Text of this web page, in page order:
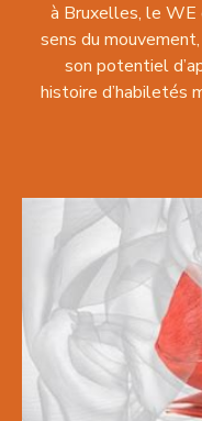
à Bruxelles, le
sens du
son potentiel
histoire d’habiletés